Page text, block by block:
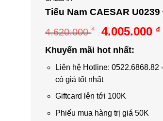
Tiểu Nam CAESAR
4.620.000₫
Giá
là:
4.620.000 ₫.
4.005.000 ₫
Khuyến mãi hot nhất:
Liên hệ Hotline: 0522.6868.82
có giá tốt nhất
Giftcard lên tới 100K
Phiếu mua hàng trị giá 50K